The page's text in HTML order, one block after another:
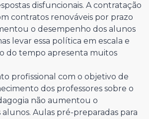
disfuncionais. A contratação
contratos renováveis por prazo
o desempenho dos alunos
levar essa política em escala e
do tempo apresenta muitos
profissional com o objetivo de
dos professores sobre o
não aumentou o
Aulas pré-preparadas para